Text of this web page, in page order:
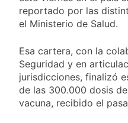
reportado por las
el Ministerio de Salud.
Esa cartera, con la
Seguridad y en
jurisdicciones, finalizó
de las 300.000 dosis
vacuna, recibido el